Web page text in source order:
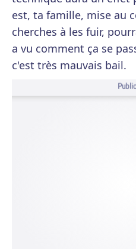
est, ta famille, mise au
cherches à les fuir,
a vu comment ça se
c'est très mauvais bail.